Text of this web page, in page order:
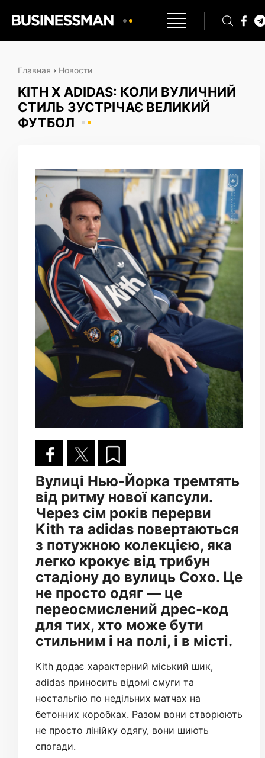
Главная › Новости
KITH X ADIDAS: КОЛИ ВУЛИЧНИЙ
СТИЛЬ ЗУСТРІЧАЄ ВЕЛИКИЙ
ФУТБОЛ
Вулиці Нью-Йорка тремтять
від ритму нової капсули.
Через сім років перерви
Kith та adidas повертаються
з потужною колекцією, яка
легко крокує від трибун
стадіону до вулиць Сохо. Це
не просто одяг — це
переосмислений дрес-код
для тих, хто може бути
стильним і на полі, і в місті.
Kith додає характерний міський шик,
adidas приносить відомі смуги та
ностальгію по недільних матчах на
бетонних коробках. Разом вони створюють
не просто лінійку одягу, вони шиють
спогади.